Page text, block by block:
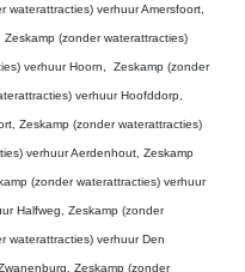
verhuur Amersfoort,
(zonder waterattracties)
verhuur Hoorn, Zeskamp (zonder
verhuur Hoofddorp,
Zeskamp (zonder waterattracties)
verhuur Aerdenhout, Zeskamp
(zonder waterattracties) verhuur
Halfweg, Zeskamp (zonder
waterattracties) verhuur Den
Zeskamp (zonder